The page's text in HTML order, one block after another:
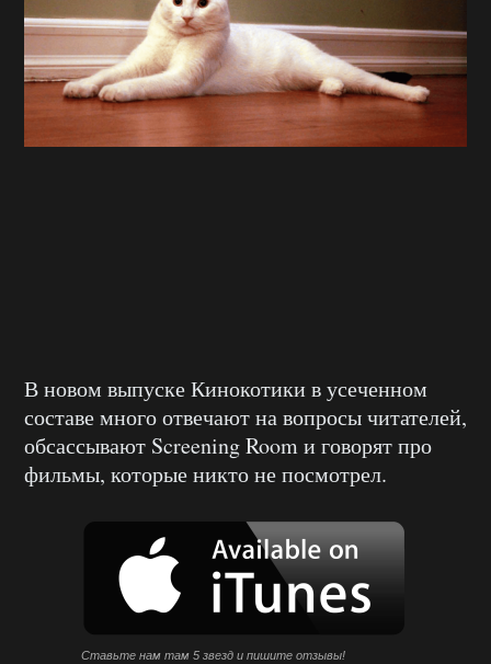
В новом выпуске Кинокотики в усеченном
составе много отвечают на вопросы читателей,
обсассывают Screening Room и говорят про
фильмы, которые никто не посмотрел.
Ставьте нам там 5 звезд и пишите отзывы!